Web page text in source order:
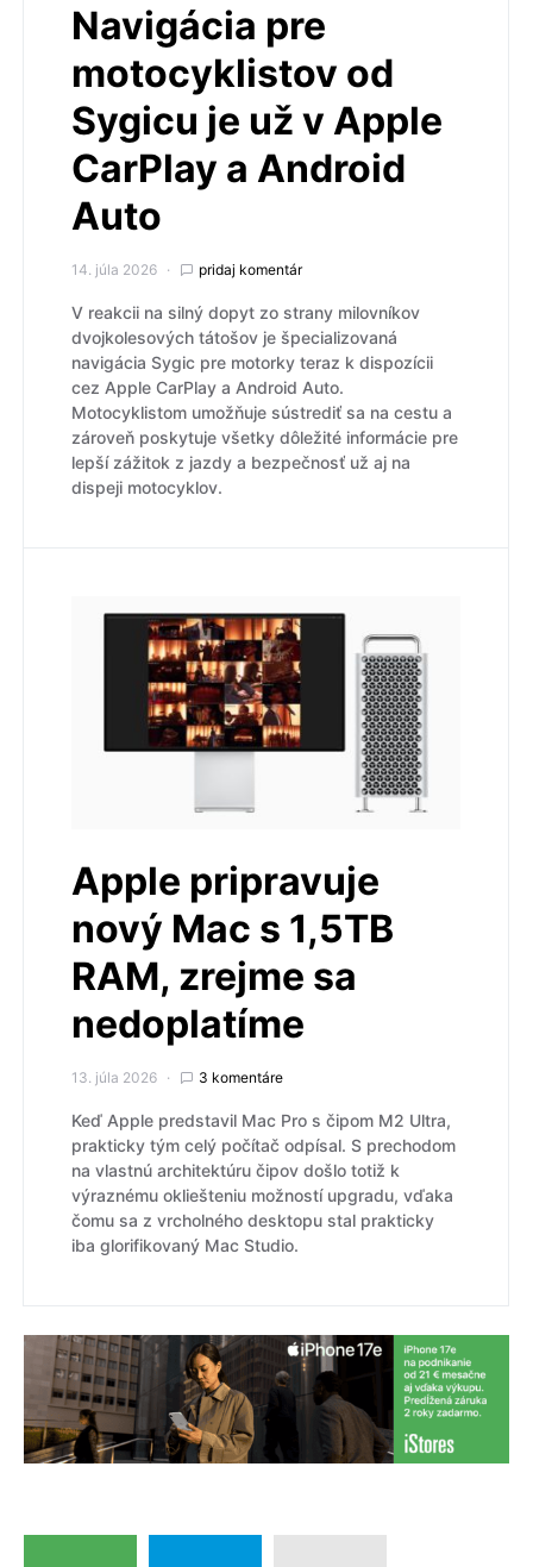
Navigácia pre
motocyklistov od
Sygicu je už v Apple
CarPlay a Android
Auto
14. júla 2026 pridaj komentár
V reakcii na silný dopyt zo strany milovníkov
dvojkolesových tátošov je špecializovaná
navigácia Sygic pre motorky teraz k dispozícii
cez Apple CarPlay a Android Auto.
Motocyklistom umožňuje sústrediť sa na cestu a
zároveň poskytuje všetky dôležité informácie pre
lepší zážitok z jazdy a bezpečnosť už aj na
dispeji motocyklov.
Apple pripravuje
nový Mac s 1,5TB
RAM, zrejme sa
nedoplatíme
13. júla 2026 3 komentáre
Keď Apple predstavil Mac Pro s čipom M2 Ultra,
prakticky tým celý počítač odpísal. S prechodom
na vlastnú architektúru čipov došlo totiž k
výraznému okliešteniu možností upgradu, vďaka
čomu sa z vrcholného desktopu stal prakticky
iba glorifikovaný Mac Studio.